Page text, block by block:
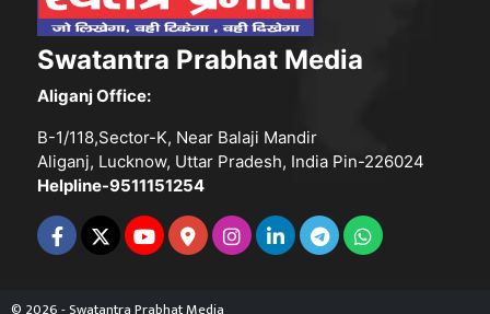
Swatantra Prabhat Media
Aliganj Office:
B-1/118,Sector-K, Near Balaji Mandir
Aliganj, Lucknow, Uttar Pradesh, India Pin-226024
Helpline-9511151254